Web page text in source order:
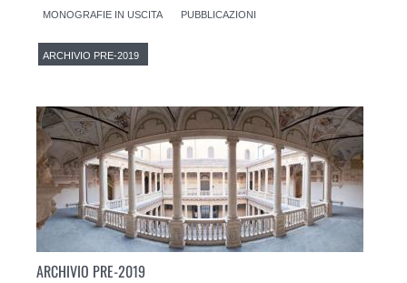
MONOGRAFIE IN USCITA PUBBLICAZIONI
ARCHIVIO PRE-2019
ARCHIVIO PRE-2019